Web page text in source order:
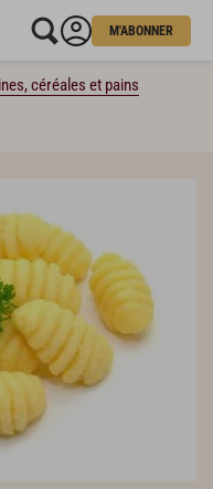
M'ABONNER
céréales et pains